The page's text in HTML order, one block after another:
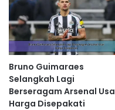
Bruno Guimaraes
Selangkah Lagi
Berseragam Arsenal
Harga Disepakati